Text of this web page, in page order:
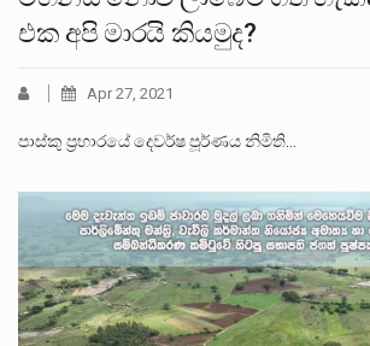
එක අපි මාරයි කියමුද?
Apr 27, 2021
පාස්කු ප්‍රහාරයේ දෙවර්ෂ පූර්ණය නිමිති…